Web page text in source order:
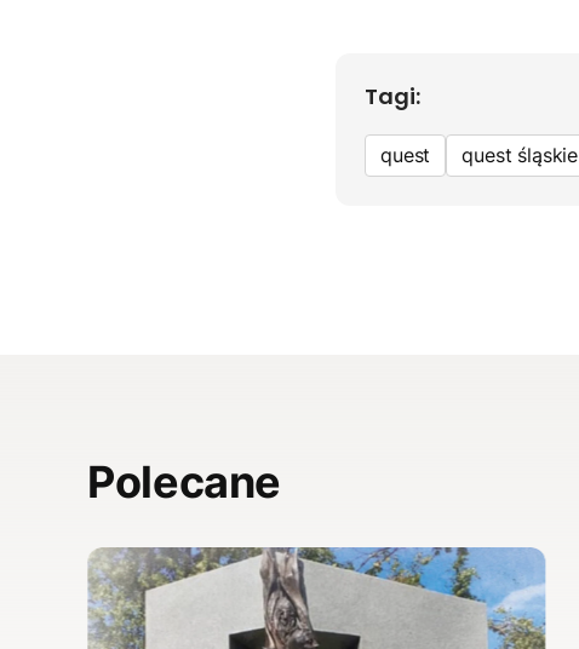
Tagi:
quest quest śląskie
Polecane